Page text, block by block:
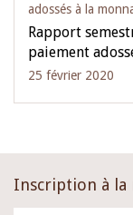
adossés à la
Rapport
paiement
25 février 2020
Inscription à la